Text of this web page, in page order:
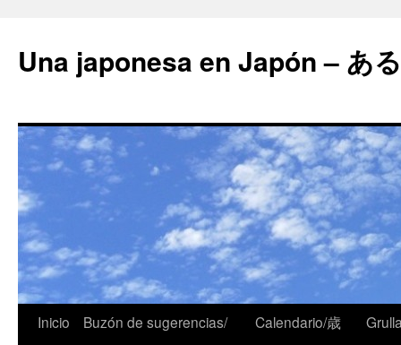
Una japonesa en Japón – あ
Inicio
Buzón de sugerencias/
Calendario/歳